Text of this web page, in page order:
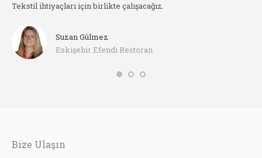
Tekstil ihtiyaçları için birlikte çalışacağız.
Suzan Gülmez
Eskişehir Efendi Restoran
Bize Ulaşın